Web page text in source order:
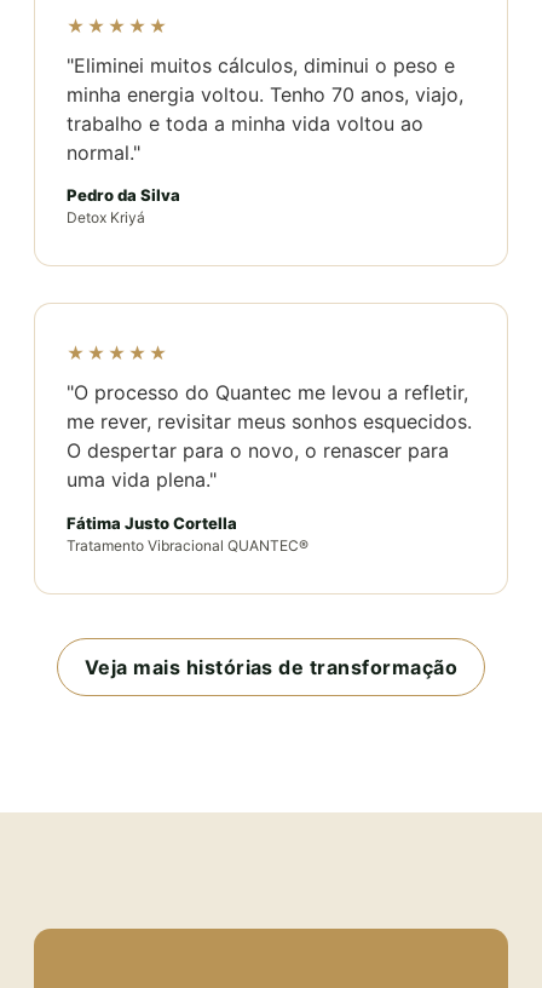
★★★★★
"Eliminei muitos cálculos, diminui o peso e
minha energia voltou. Tenho 70 anos, viajo,
trabalho e toda a minha vida voltou ao
normal."
Pedro da Silva
Detox Kriyá
★★★★★
"O processo do Quantec me levou a refletir,
me rever, revisitar meus sonhos esquecidos.
O despertar para o novo, o renascer para
uma vida plena."
Fátima Justo Cortella
Tratamento Vibracional QUANTEC®
Veja mais histórias de transformação